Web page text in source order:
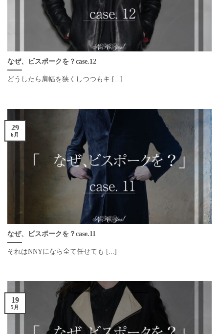
なぜ、ビスポークを？case.12
どうしたら肩幅を狭くしつつもキ [...]
なぜ、ビスポークを？case.11
それはNNYになら全て任せても [...]
29
6月
19
5月